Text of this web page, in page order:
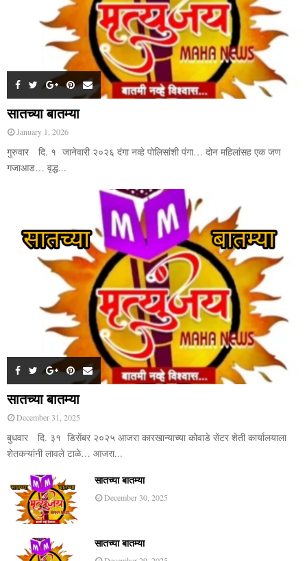
सातच्या बातम्या
January 1, 2026
गुरुवार दि. १ जानेवारी २०२६ दंगा नव्हे पोलिसांशी पंगा… दोन महिलांसह एक जण
गजाआड… वृद्ध...
सातच्या बातम्या
December 31, 2025
बुधवार दि. ३१ डिसेंबर २०२५ आजरा कारखान्याच्या कोवाडे सेंटर शेती कार्यालयाला
शेतकऱ्यांनी लावले टाळे… आजरा...
सातच्या बातम्या
December 30, 2025
सातच्या बातम्या